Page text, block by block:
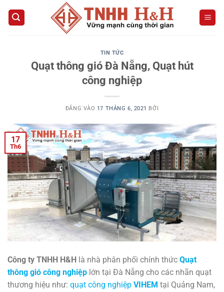
qua
TIN TỨC
Quạt thông gió Đà Nẵng, Quạt hút
công nghiệp
ĐĂNG VÀO 17 THÁNG 6, 2021 BỞI
17
Th6
Công ty TNHH H&H là nhà phân phối chính thức Quạt
thông gió công nghiệp lớn tại Đà Nẵng cho các nhãn quạt
thương hiệu như: quạt công nghiệp VIHEM tại Quảng Nam,